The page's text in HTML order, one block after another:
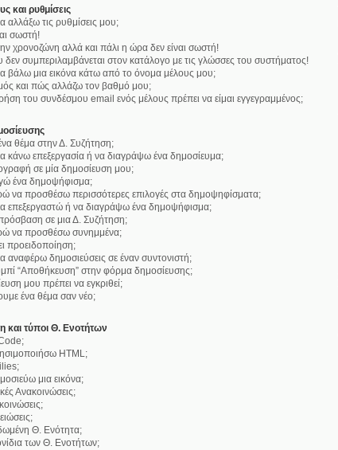
και ρυθμίσεις
τις ρυθμίσεις μου;
σωστή!
χρονοζώνη αλλά και πάλι η ώρα δεν είναι σωστή!
συμπεριλαμβάνεται στον κατάλογο με τις γλώσσες του συστήματος!
μια εικόνα κάτω από το όνομα μέλους μου;
και πώς αλλάζω τον βαθμό μου;
του συνδέσμου email ενός μέλους πρέπει να είμαι εγγεγραμμένος;
θέμα στην Δ. Συζήτηση;
επεξεργασία ή να διαγράψω ένα δημοσίευμα;
σε μία δημοσίευση μου;
ένα δημοψήφισμα;
να προσθέσω περισσότερες επιλογές στα δημοψηφίσματα;
επεξεργαστώ ή να διαγράψω ένα δημοψήφισμα;
πρόσβαση σε μια Δ. Συζήτηση;
να προσθέσω συνημμένα;
προειδοποίηση;
δημοσιεύσεις σε έναν συντονιστή;
“Αποθήκευση” στην φόρμα δημοσίευσης;
μου πρέπει να εγκριθεί;
ένα θέμα σαν νέο;
και τύποι Θ. Ενοτήτων
HTML;
μια εικόνα;
Ανακοινώσεις;
Θ. Ενότητα;
των Θ. Ενοτήτων;